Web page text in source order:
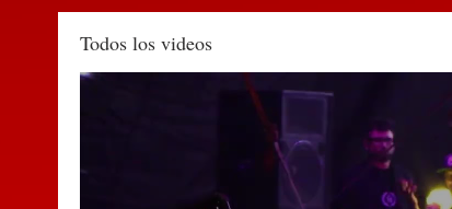
de alcaldes convocado por la
SEGOB Puebla
Todos los videos